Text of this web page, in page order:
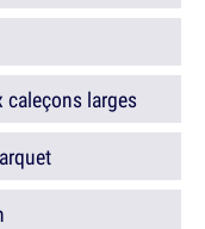
caleçons larges